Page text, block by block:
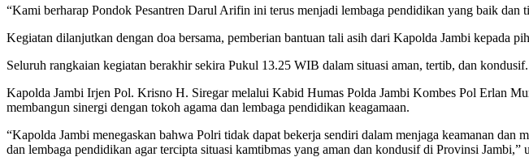
“Kami berharap Pondok Pesantren Darul Arifin ini terus menjadi lembaga pendidikan yang baik
Kegiatan dilanjutkan dengan doa bersama, pemberian bantuan tali asih dari Kapolda Jambi kepada
Seluruh rangkaian kegiatan berakhir sekira Pukul 13.25 WIB dalam situasi aman, tertib, dan kondusif.
Kapolda Jambi Irjen Pol. Krisno H. Siregar melalui Kabid Humas Polda Jambi Kombes Pol Erlan
membangun sinergi dengan tokoh agama dan lembaga pendidikan keagamaan.
“Kapolda Jambi menegaskan bahwa Polri tidak dapat bekerja sendiri dalam menjaga keamanan
dan lembaga pendidikan agar tercipta situasi kamtibmas yang aman dan kondusif di Provinsi